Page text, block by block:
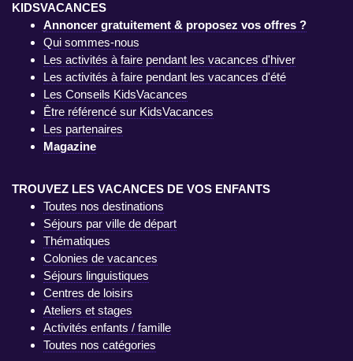
KIDSVACANCES
Annoncer gratuitement & proposez vos offres ?
Qui sommes-nous
Les activités à faire pendant les vacances d'hiver
Les activités à faire pendant les vacances d'été
Les Conseils KidsVacances
Être référencé sur KidsVacances
Les partenaires
Magazine
TROUVEZ LES VACANCES DE VOS ENFANTS
Toutes nos destinations
Séjours par ville de départ
Thématiques
Colonies de vacances
Séjours linguistiques
Centres de loisirs
Ateliers et stages
Activités enfants / famille
Toutes nos catégories